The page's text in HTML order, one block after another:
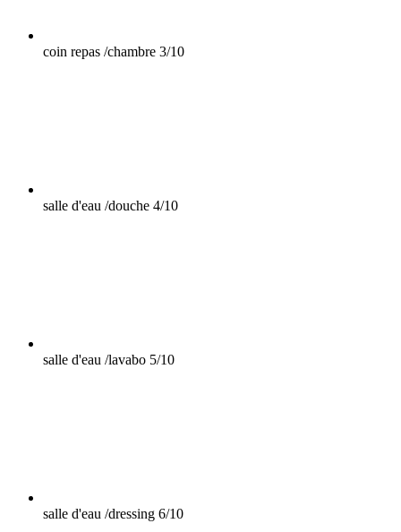
coin repas /chambre 3/10
salle d'eau /douche 4/10
salle d'eau /lavabo 5/10
salle d'eau /dressing 6/10